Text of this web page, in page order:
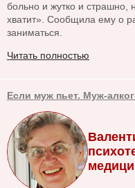
больно и жутко и страшно,
хватит». Сообщила ему о
заниматься.
Читать полностью
Если муж пьет. Муж-